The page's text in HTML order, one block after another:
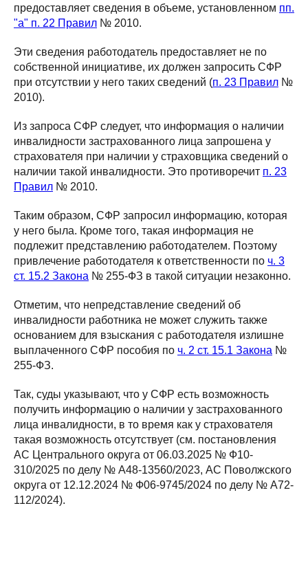
предоставляет сведения в объеме, установленном пп.
"а" п. 22 Правил № 2010.
Эти сведения работодатель предоставляет не по
собственной инициативе, их должен запросить СФР
при отсутствии у него таких сведений (п. 23 Правил №
2010).
Из запроса СФР следует, что информация о наличии
инвалидности застрахованного лица запрошена у
страхователя при наличии у страховщика сведений о
наличии такой инвалидности. Это противоречит п. 23
Правил № 2010.
Таким образом, СФР запросил информацию, которая
у него была. Кроме того, такая информация не
подлежит представлению работодателем. Поэтому
привлечение работодателя к ответственности по ч. 3
ст. 15.2 Закона № 255-ФЗ в такой ситуации незаконно.
Отметим, что непредставление сведений об
инвалидности работника не может служить также
основанием для взыскания с работодателя излишне
выплаченного СФР пособия по ч. 2 ст. 15.1 Закона №
255-ФЗ.
Так, суды указывают, что у СФР есть возможность
получить информацию о наличии у застрахованного
лица инвалидности, в то время как у страхователя
такая возможность отсутствует (см. постановления
АС Центрального округа от 06.03.2025 № Ф10-
310/2025 по делу № А48-13560/2023, АС Поволжского
округа от 12.12.2024 № Ф06-9745/2024 по делу № А72-
112/2024).